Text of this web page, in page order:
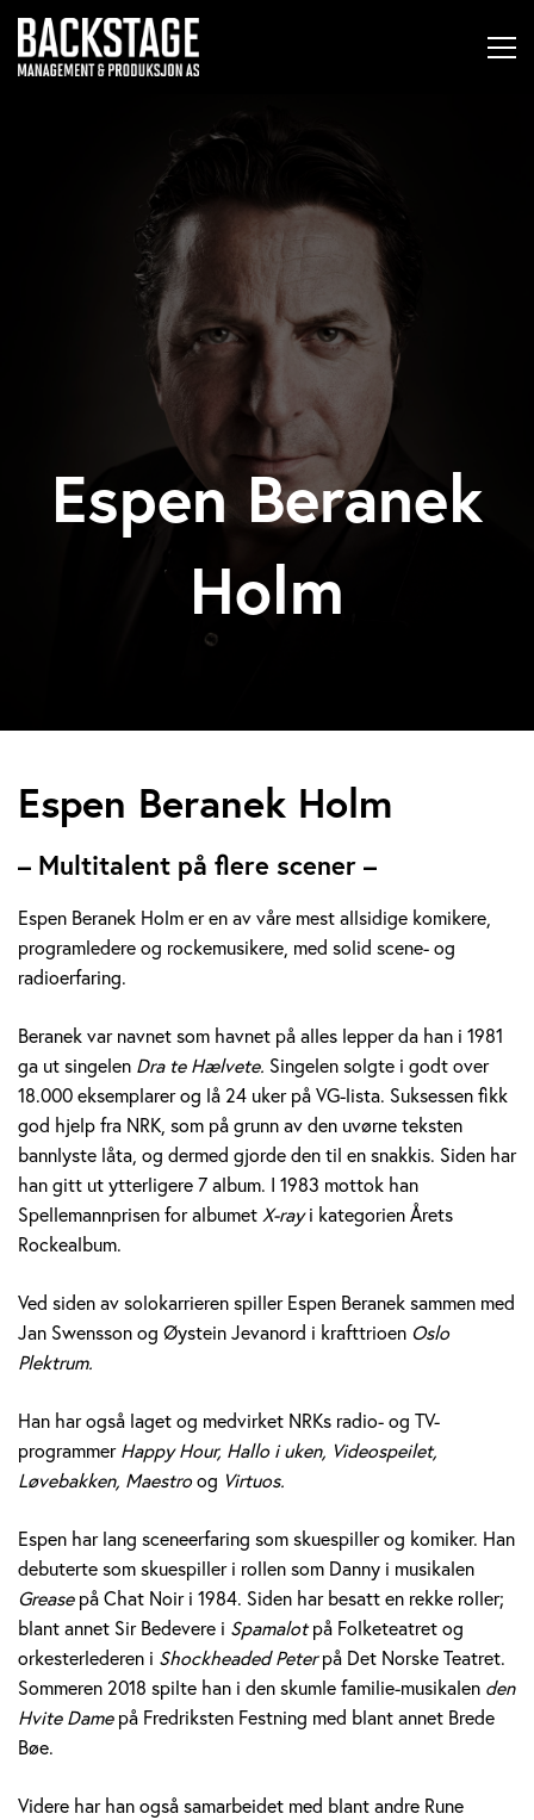
Espen Beranek
Holm
E
p
e
n
B
e
r
a
n
e
k
H
o
l
m
Espen Beranek Holm
– Multitalent på flere scener –
Espen Beranek Holm er en av våre mest allsidige komikere,
programledere og rockemusikere, med solid scene- og
radioerfaring.
Beranek var navnet som havnet på alles lepper da han i 1981
ga ut singelen Dra te Hælvete. Singelen solgte i godt over
18.000 eksemplarer og lå 24 uker på VG-lista. Suksessen fikk
god hjelp fra NRK, som på grunn av den uvørne teksten
bannlyste låta, og dermed gjorde den til en snakkis. Siden har
han gitt ut ytterligere 7 album. I 1983 mottok han
Spellemannprisen for albumetX-rayi kategorien Årets
Rockealbum.
Ved siden av solokarrieren spiller Espen Beranek sammen med
Jan Swensson og Øystein Jevanord i krafttrioen Oslo
Plektrum.
Han har også laget og medvirket NRKs radio- og TV-
programmerHappy Hour, Hallo i uken, Videospeilet,
Løvebakken, Maestroog Virtuos.
Espen har lang sceneerfaring som skuespiller og komiker. Han
debuterte som skuespiller i rollen som Danny i musikalen
Greasepå Chat Noir i 1984. Siden har besatt en rekke roller;
blant annet Sir Bedevere i Spamalotpå Folketeatret og
orkesterlederen i Shockheaded Peterpå Det Norske Teatret.
Sommeren 2018 spilte han i den skumle familie-musikalen den
Hvite Damepå Fredriksten Festning med blant annet Brede
Bøe.
Videre har han også samarbeidet med blant andre Rune